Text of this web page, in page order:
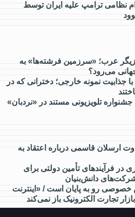
نظامی ترامپ علیه ایران توسط
عرب؛ «سرزمین فرشته‌ها» به
می‌رود؟
جذابیت نمونه خارجی؛ دخترانی که در
تلویزیونی مستند در «نردبان»
ارسلان قاسمی درباره اعتقاد به
در فرآیندهای تأمین دولتی برای
دانش‌بنیان
رو به پایان است / «اینترنت
تجارت الکترونیک باز نمی‌کند